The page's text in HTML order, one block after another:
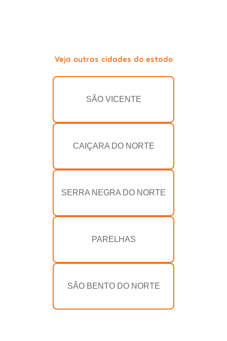
Veja outras cidades do estado
SÃO VICENTE
CAIÇARA DO NORTE
SERRA NEGRA DO NORTE
PARELHAS
SÃO BENTO DO NORTE